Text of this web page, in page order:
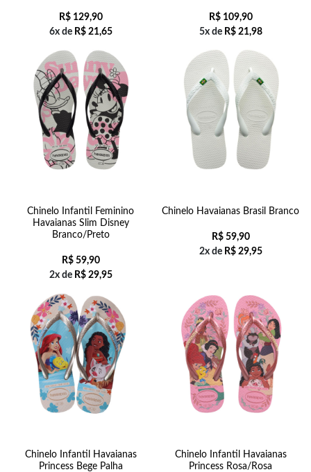
R$129,90
6x de R$21,65
R$109,90
5x de R$21,98
Chinelo Infantil Feminino
Havaianas Slim Disney
Branco/Preto
R$59,90
2x de R$29,95
Chinelo Havaianas Brasil Branco
R$59,90
2x de R$29,95
Chinelo Infantil Havaianas
Princess Bege Palha
Chinelo Infantil Havaianas
Princess Rosa/Rosa